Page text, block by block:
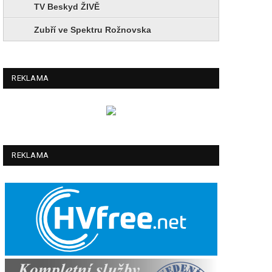
TV Beskyd ŽIVĚ
Zubří ve Spektru Rožnovska
REKLAMA
REKLAMA